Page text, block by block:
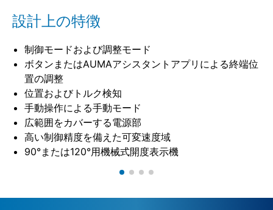
設計上の特徴
制御モードおよび調整モード
ボタンまたはAUMAアシスタントアプリによる終端位
置の調整
位置およびトルク検知
手動操作による手動モード
広範囲をカバーする電源部
高い制御精度を備えた可変速度域
90°または120°用機械式開度表示機